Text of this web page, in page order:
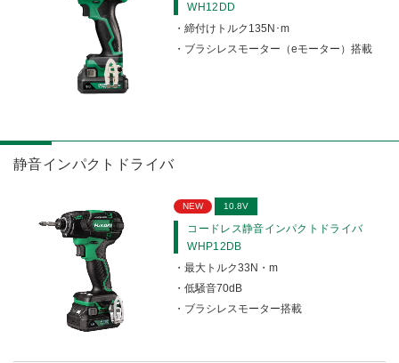
ボードトリマ
仕上釘打機
連結ねじドライバ
コンクリートバイブレータ
かくはん機
WH12DD
締付けトルク135N･m
ブラシレスモーター（eモーター）搭載
静音インパクトドライバ
NEW 10.8V
コードレス静音インパクトドライバ
WHP12DB
最大トルク33N・m
低騒音70dB
ブラシレスモーター搭載